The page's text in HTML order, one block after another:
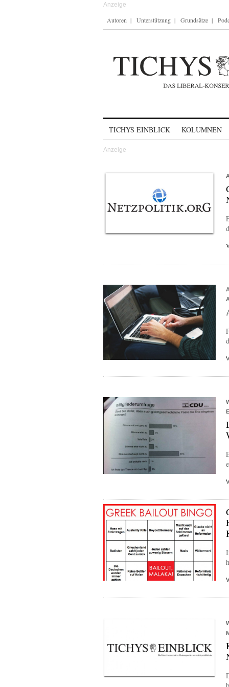
Autoren Unterstützung Grundsätze
TICHYS EINBLICK KOLUMNEN